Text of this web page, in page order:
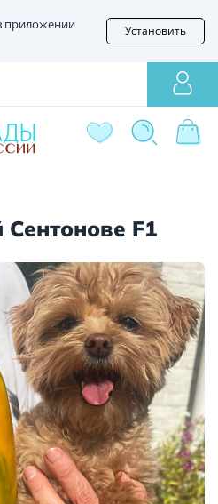
приложении
Установить
F1